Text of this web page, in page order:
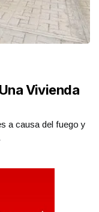
Vivienda
a causa del fuego y